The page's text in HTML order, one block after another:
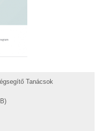
Tanácsok